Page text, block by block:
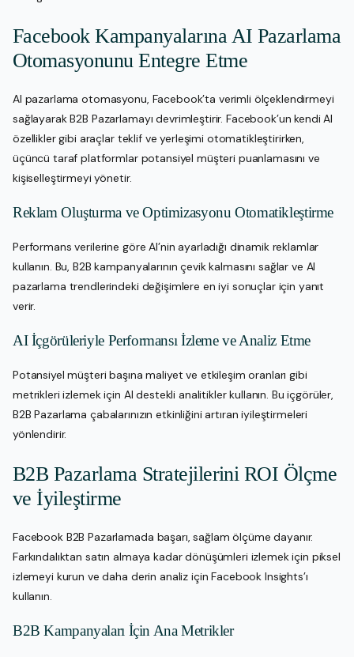
Facebook Kampanyalarına AI Pazarlama
Otomasyonunu Entegre Etme
AI pazarlama otomasyonu, Facebook’ta verimli ölçeklendirmeyi
sağlayarak B2B Pazarlamayı devrimleştirir. Facebook’un kendi AI
özellikler gibi araçlar teklif ve yerleşimi otomatikleştirirken,
üçüncü taraf platformlar potansiyel müşteri puanlamasını ve
kişiselleştirmeyi yönetir.
Reklam Oluşturma ve Optimizasyonu Otomatikleştirme
Performans verilerine göre AI’nin ayarladığı dinamik reklamlar
kullanın. Bu, B2B kampanyalarının çevik kalmasını sağlar ve AI
pazarlama trendlerindeki değişimlere en iyi sonuçlar için yanıt
verir.
AI İçgörüleriyle Performansı İzleme ve Analiz Etme
Potansiyel müşteri başına maliyet ve etkileşim oranları gibi
metrikleri izlemek için AI destekli analitikler kullanın. Bu içgörüler,
B2B Pazarlama çabalarınızın etkinliğini artıran iyileştirmeleri
yönlendirir.
B2B Pazarlama Stratejilerini ROI Ölçme
ve İyileştirme
Facebook B2B Pazarlamada başarı, sağlam ölçüme dayanır.
Farkındalıktan satın almaya kadar dönüşümleri izlemek için piksel
izlemeyi kurun ve daha derin analiz için Facebook Insights’ı
kullanın.
B2B Kampanyaları İçin Ana Metrikler